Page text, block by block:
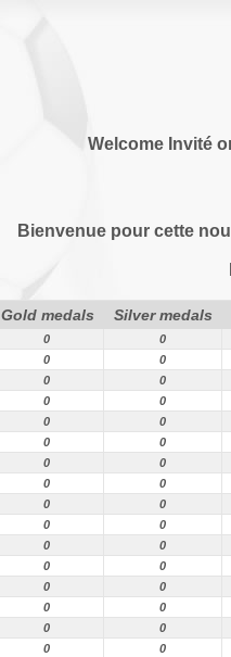
Welcome Invité
Bienvenue pour cette
Gold medals Silver medals
0 0
0 0
0 0
0 0
0 0
0 0
0 0
0 0
0 0
0 0
0 0
0 0
0 0
0 0
0 0
0 0